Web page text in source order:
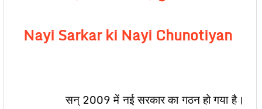
Nayi Sarkar ki Nayi Chunotiyan
सन् 2009 में नई सरकार का गठन हो गया है।